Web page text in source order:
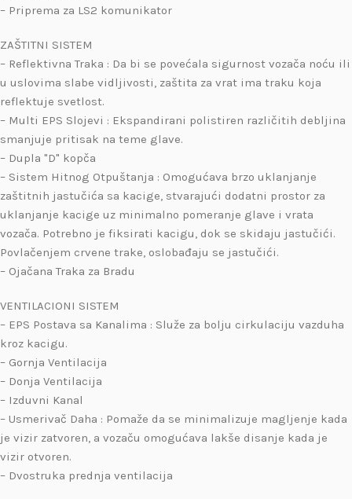
– Priprema za LS2 komunikator
ZAŠTITNI SISTEM
– Reflektivna Traka : Da bi se povećala sigurnost vozača noću ili
u uslovima slabe vidljivosti, zaštita za vrat ima traku koja
reflektuje svetlost.
– Multi EPS Slojevi : Ekspandirani polistiren različitih debljina
smanjuje pritisak na teme glave.
– Dupla "D" kopča
– Sistem Hitnog Otpuštanja : Omogućava brzo uklanjanje
zaštitnih jastučića sa kacige, stvarajući dodatni prostor za
uklanjanje kacige uz minimalno pomeranje glave i vrata
vozača. Potrebno je fiksirati kacigu, dok se skidaju jastučići.
Povlačenjem crvene trake, oslobađaju se jastučići.
– Ojačana Traka za Bradu
VENTILACIONI SISTEM
– EPS Postava sa Kanalima : Služe za bolju cirkulaciju vazduha
kroz kacigu.
– Gornja Ventilacija
– Donja Ventilacija
– Izduvni Kanal
– Usmerivač Daha : Pomaže da se minimalizuje magljenje kada
je vizir zatvoren, a vozaču omogućava lakše disanje kada je
vizir otvoren.
– Dvostruka prednja ventilacija